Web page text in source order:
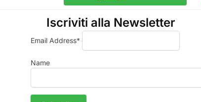
Iscriviti alla Newsletter
Email Address*
Name